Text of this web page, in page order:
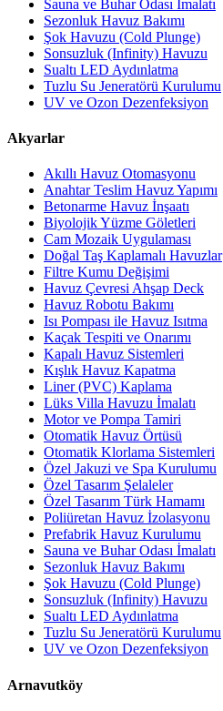
Sauna ve Buhar Odası İmalatı
Sezonluk Havuz Bakımı
Şok Havuzu (Cold Plunge)
Sonsuzluk (Infinity) Havuzu
Sualtı LED Aydınlatma
Tuzlu Su Jeneratörü Kurulumu
UV ve Ozon Dezenfeksiyon
Akyarlar
Akıllı Havuz Otomasyonu
Anahtar Teslim Havuz Yapımı
Betonarme Havuz İnşaatı
Biyolojik Yüzme Göletleri
Cam Mozaik Uygulaması
Doğal Taş Kaplamalı Havuzlar
Filtre Kumu Değişimi
Havuz Çevresi Ahşap Deck
Havuz Robotu Bakımı
Isı Pompası ile Havuz Isıtma
Kaçak Tespiti ve Onarımı
Kapalı Havuz Sistemleri
Kışlık Havuz Kapatma
Liner (PVC) Kaplama
Lüks Villa Havuzu İmalatı
Motor ve Pompa Tamiri
Otomatik Havuz Örtüsü
Otomatik Klorlama Sistemleri
Özel Jakuzi ve Spa Kurulumu
Özel Tasarım Şelaleler
Özel Tasarım Türk Hamamı
Poliüretan Havuz İzolasyonu
Prefabrik Havuz Kurulumu
Sauna ve Buhar Odası İmalatı
Sezonluk Havuz Bakımı
Şok Havuzu (Cold Plunge)
Sonsuzluk (Infinity) Havuzu
Sualtı LED Aydınlatma
Tuzlu Su Jeneratörü Kurulumu
UV ve Ozon Dezenfeksiyon
Arnavutköy